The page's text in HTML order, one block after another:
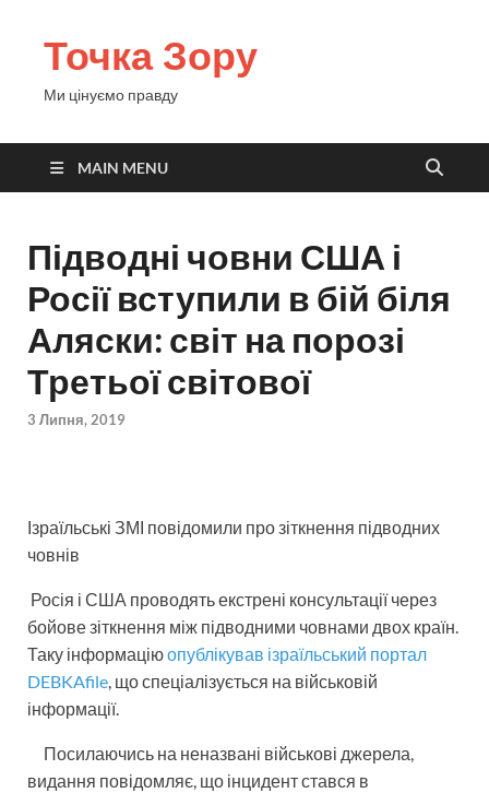
Точка Зору
Ми цінуємо правду
MAIN MENU
Підводні човни США і
Росії вступили в бій біля
Аляски: світ на порозі
Третьої світової
3 Липня, 2019
Ізраїльські ЗМІ повідомили про зіткнення підводних
човнів
Росія і США проводять екстрені консультації через
бойове зіткнення між підводними човнами двох країн.
Таку інформаціюопублікував ізраїльський портал
DEBKAfile, що спеціалізується на військовій
інформації.
Посилаючись на неназвані військові джерела,
видання повідомляє, що інцидент стався в